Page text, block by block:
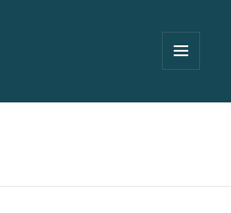
WIDGETS